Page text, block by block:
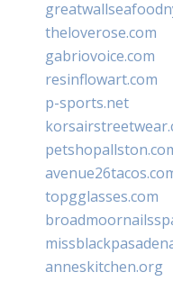
theloverose.com
gabriovoice.com
resinflowart.com
p-sports.net
topgglasses.com
anneskitchen.org